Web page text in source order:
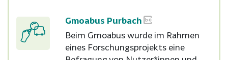
Gmoabus Purbach
Beim Gmoabus wurde im Rahmen
eines Forschungsprojekts eine